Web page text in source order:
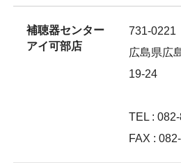
補聴器センター
アイ可部店
731-0221
広島県広
19-24
TEL :
FAX :